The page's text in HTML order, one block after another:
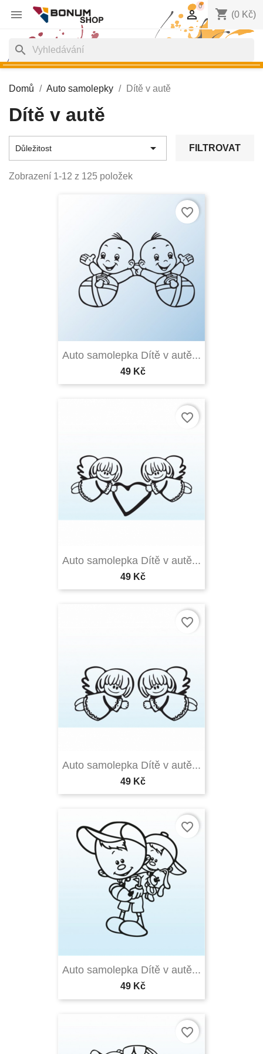
 shopping_cart
0
(0 Kč)

search
Domů Auto samolepky Dítě v autě
Dítě v autě
Důležitost  FILTROVAT
Zobrazení 1-12 z 125 položek
Auto samolepka Dítě v autě...
49 Kč
favorite_border
Auto samolepka Dítě v autě...
49 Kč
favorite_border
Auto samolepka Dítě v autě...
49 Kč
favorite_border
Auto samolepka Dítě v autě...
49 Kč
favorite_border
favorite_border